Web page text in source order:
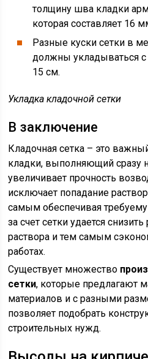
толщину шва кладки
которая составляет 16
Разные куски сетки в
должны укладываться
15 см.
Укладка кладочной сетки
В заключение
Кладочная сетка – это
кладки, выполняющий сразу
увеличивает прочность
исключает попадание
самым обеспечивая
за счет сетки удается
раствора и тем самым
работах.
Существует множество
сетки, которые предлагают
материалов и с разными
позволяет подобрать
строительных нужд.